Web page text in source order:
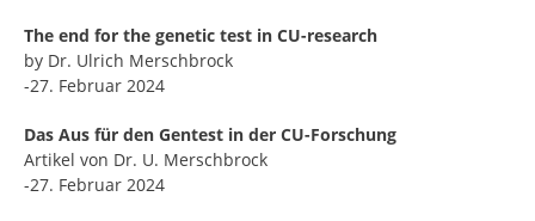
The end for the genetic test in CU-research
by Dr. Ulrich Merschbrock
-27. Februar 2024
Das Aus für den Gentest in der CU-Forschung
Artikel von Dr. U. Merschbrock
-27. Februar 2024